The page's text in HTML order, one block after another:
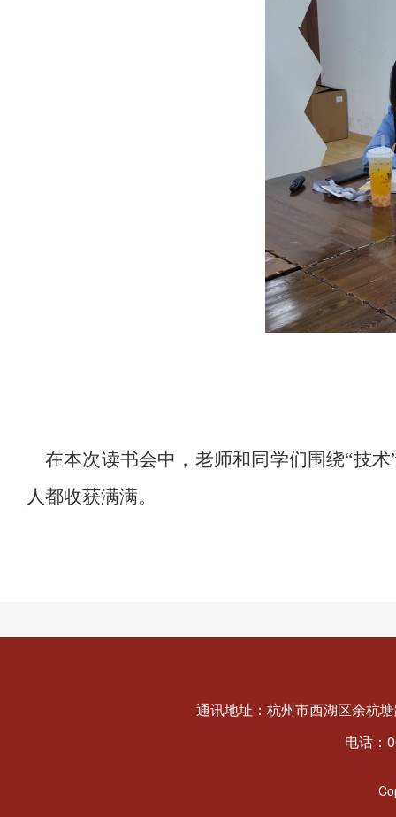
在本次读书会中，老师和同学们围绕“技
人都收获满满。
通讯地址：杭州市西湖区余杭
电话：